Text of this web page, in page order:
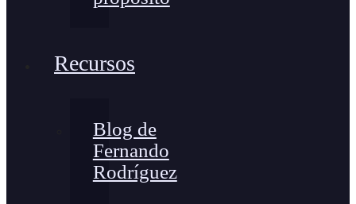
Recursos
Blog de
Fernando
Rodríguez